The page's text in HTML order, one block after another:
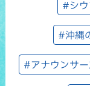
#シウ
#沖縄
#アナウンサー